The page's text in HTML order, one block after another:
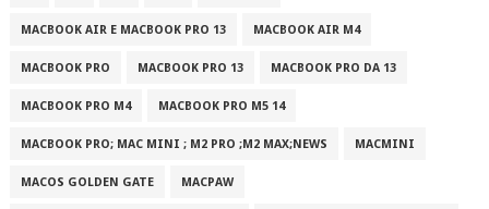
MACBOOK AIR E MACBOOK PRO 13 MACBOOK AIR M4
MACBOOK PRO MACBOOK PRO 13 MACBOOK PRO DA 13
MACBOOK PRO M4 MACBOOK PRO M5 14
MACBOOK PRO; MAC MINI ; M2 PRO ;M2 MAX;NEWS MACMINI
MACOS GOLDEN GATE MACPAW